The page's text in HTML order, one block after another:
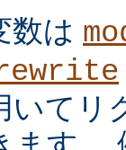
数は
いてリ